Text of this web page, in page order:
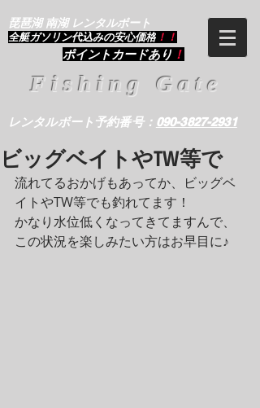
琵琶湖 南湖 レンタルボート
​全艇ガソリン代込みの安心価格 ！！
ポイントカードあり ！
Fishing Gate
レンタルボート予約番号： 090-3827-2931
ビッグベイトやTW等で
流れてるおかげもあってか、ビッグベ
イトやTW等でも釣れてます！
かなり水位低くなってきてますんで、
この状況を楽しみたい方はお早目に♪